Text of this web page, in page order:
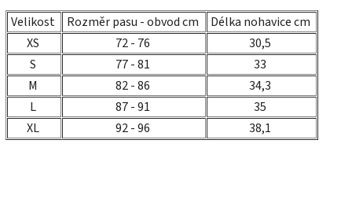
Velikost
Rozměr pasu - obvod cm
Délka nohavice cm
XS
72 - 76
30,5
S
77 - 81
33
M
82 - 86
34,3
L
87 - 91
35
XL
92 - 96 38,1